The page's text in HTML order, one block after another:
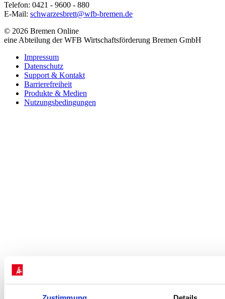
Telefon: 0421 - 9600 - 880
E-Mail: schwarzesbrett@wfb-bremen.de
© 2026 Bremen Online
eine Abteilung der WFB Wirtschaftsförderung Bremen GmbH
Impressum
Datenschutz
Support & Kontakt
Barrierefreiheit
Produkte & Medien
Nutzungsbedingungen